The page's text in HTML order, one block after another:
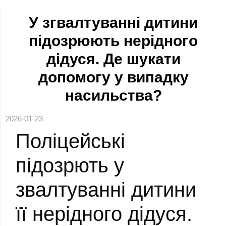
У згвалтуванні дитини
підозрюють нерідного
дідуся. Де шукати
допомогу у випадку
насильства?
2026-01-23
Поліцейські
підозрють у
звалтуванні дитини
її нерідного дідуся.